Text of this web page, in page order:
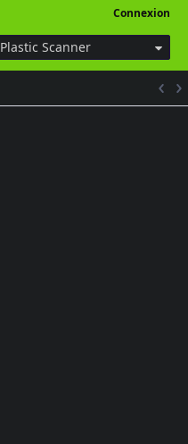
Connexion
Plastic Scanner